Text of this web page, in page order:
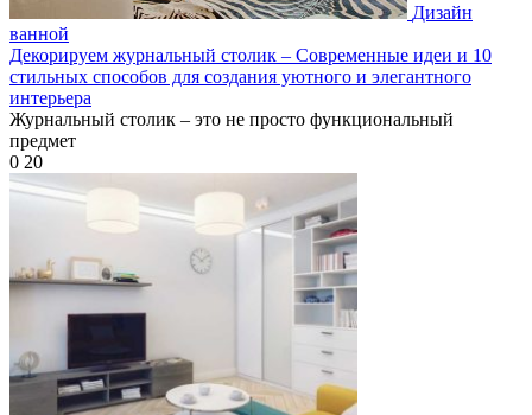
Дизайн
ванной
Декорируем журнальный столик – Современные идеи и 10
стильных способов для создания уютного и элегантного
интерьера
Журнальный столик – это не просто функциональный
предмет
0 20